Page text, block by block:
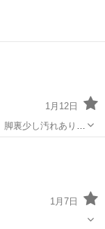
1月12日
1月7日